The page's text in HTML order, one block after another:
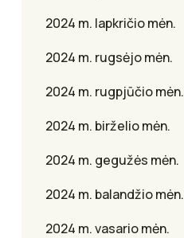
2024 m. lapkričio mėn.
2024 m. rugsėjo mėn.
2024 m. rugpjūčio mėn.
2024 m. birželio mėn.
2024 m. gegužės mėn.
2024 m. balandžio mėn.
2024 m. vasario mėn.